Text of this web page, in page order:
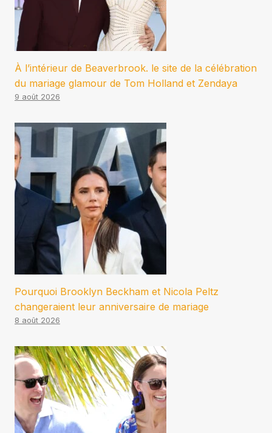
À l’intérieur de Beaverbrook. le site de la célébration
du mariage glamour de Tom Holland et Zendaya
9 août 2026
Pourquoi Brooklyn Beckham et Nicola Peltz
changeraient leur anniversaire de mariage
8 août 2026